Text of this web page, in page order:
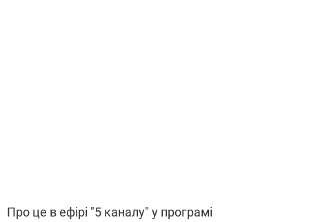
Про це в ефірі "5 каналу" у програмі